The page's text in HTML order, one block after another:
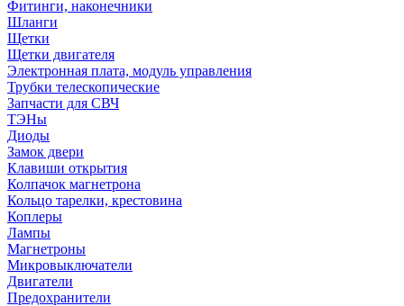
Фитинги, наконечники
Шланги
Щетки
Щетки двигателя
Электронная плата, модуль управления
Трубки телескопические
Запчасти для СВЧ
ТЭНы
Диоды
Замок двери
Клавиши открытия
Колпачок магнетрона
Кольцо тарелки, крестовина
Коплеры
Лампы
Магнетроны
Микровыключатели
Двигатели
Предохранители